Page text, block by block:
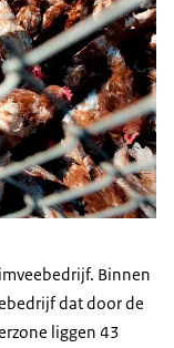
Binnen
dat door de
liggen 43